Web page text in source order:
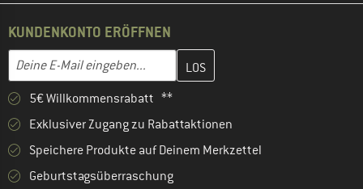
KUNDENKONTO ERÖFFNEN
E-Mail-Adresse
Gib hier deine E-Mail-Adresse ein und erstelle im nächsten
5€ Willkommensrabatt **
Exklusiver Zugang zu Rabattaktionen
Speichere Produkte auf Deinem Merkzettel
Geburtstagsüberraschung